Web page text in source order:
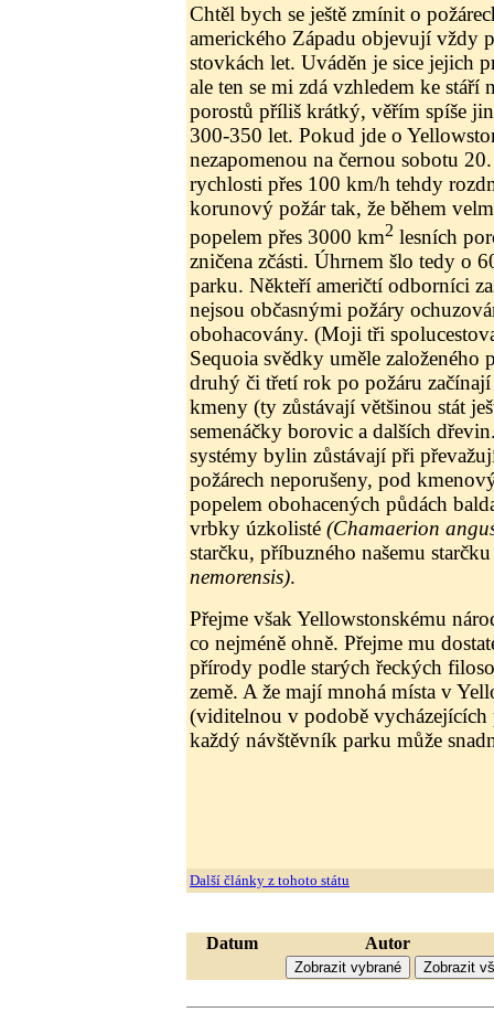
Chtěl bych se ještě zmínit o
amerického Západu objevují vždy
stovkách let. Uváděn je sice jejich
ale ten se mi zdá vzhledem ke stáří
porostů příliš krátký, věřím spíše
300-350 let. Pokud jde o
nezapomenou na černou sobotu
rychlosti přes 100 km/h tehdy
korunový požár tak, že během
popelem přes 3000 km2 lesních
zničena zčásti. Úhrnem šlo tedy o
parku. Někteří američtí odborníci
nejsou občasnými požáry
obohacovány. (Moji tři
Sequoia svědky uměle založeného
druhý či třetí rok po požáru
kmeny (ty zůstávají většinou stát
semenáčky borovic a dalších
systémy bylin zůstávají při
požárech neporušeny, pod
popelem obohacených půdách
vrbky úzkolisté (Chamaerion
starčku, příbuzného našemu
nemorensis).
Přejme však Yellowstonskému
co nejméně ohně. Přejme mu
přírody podle starých řeckých
země. A že mají mnohá místa v
(viditelnou v podobě vycházejících
každý návštěvník parku může
Další články z tohoto státu
Datum Autor